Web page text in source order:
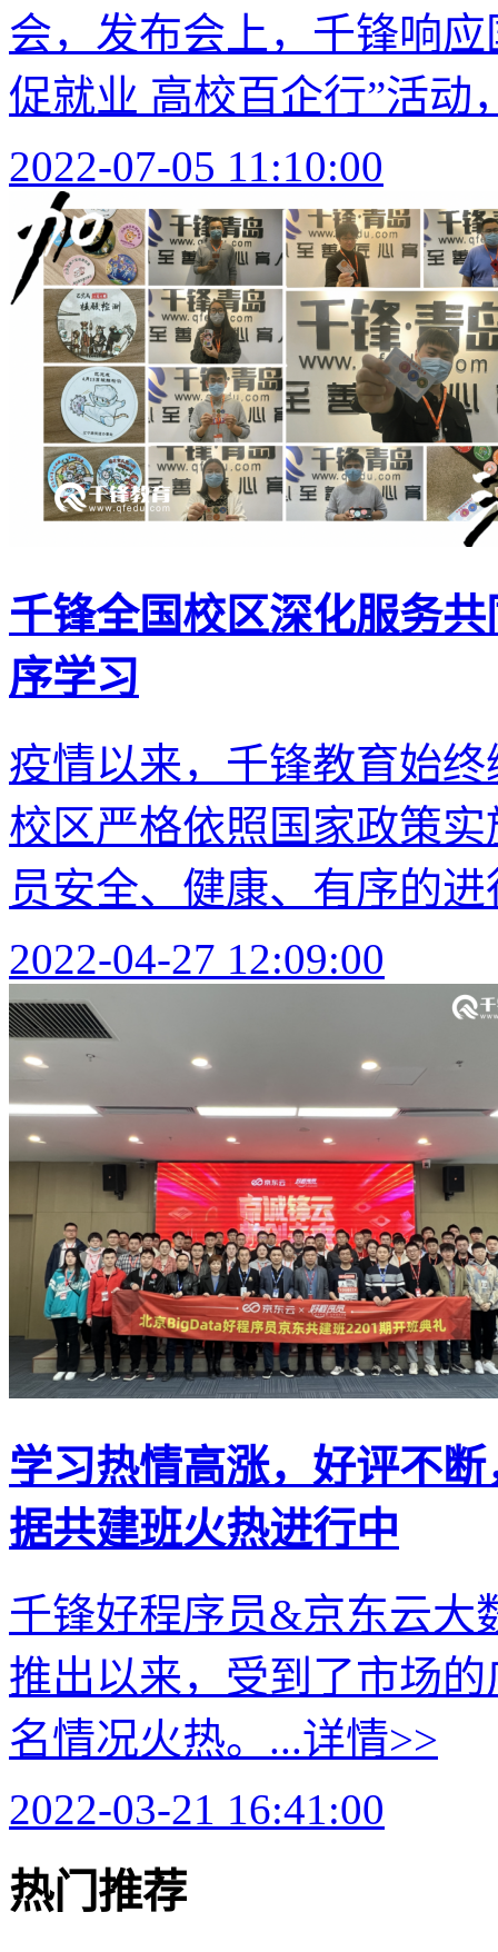
会，发布会上，千锋响
促就业 高校百企行”活动
2022-07-05 11:10:00
千锋全国校区深化服务
序学习
疫情以来，千锋教育始
校区严格依照国家政策
员安全、健康、有序的
2022-04-27 12:09:00
学习热情高涨，好评不
据共建班火热进行中
千锋好程序员&京东云大
推出以来，受到了市场
名情况火热。...详情>>
2022-03-21 16:41:00
热门推荐